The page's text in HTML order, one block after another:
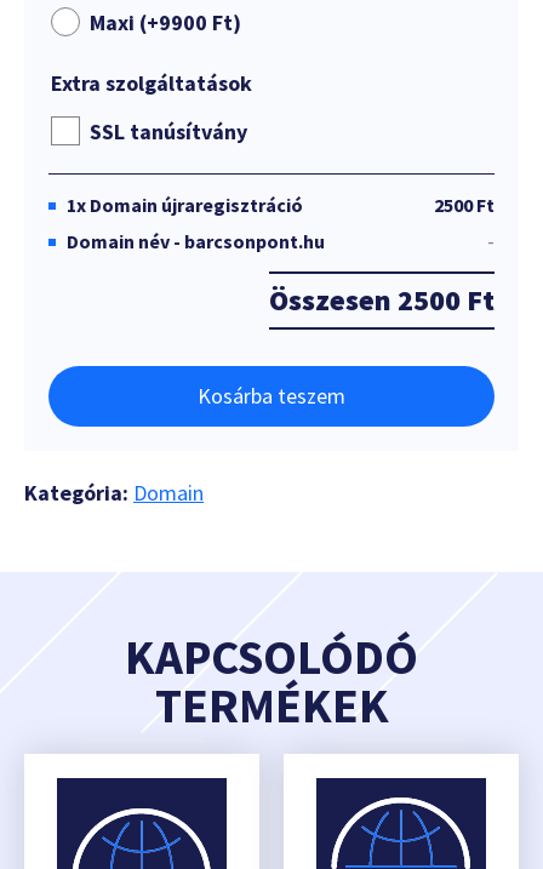
Maxi (+9900 Ft)
Extra szolgáltatások
SSL tanúsítvány
1x Domain újraregisztráció
2500 Ft
Domain név - barcsonpont.hu
-
Összesen 2500 Ft
Kosárba teszem
Kategória: Domain
KAPCSOLÓDÓ
TERMÉKEK